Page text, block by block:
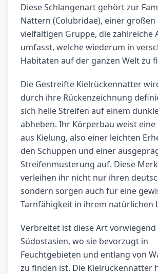
Diese Schlangenart gehört zur
Nattern (Colubridae), einer großen
vielfältigen Gruppe, die zahlreiche
umfasst, welche wiederum in
Habitaten auf der ganzen Welt zu
Die Gestreifte Kielrückennatter
durch ihre Rückenzeichnung
sich helle Streifen auf einem
abheben. Ihr Körperbau weist
aus Kielung, also einer leichten
den Schuppen und einer
Streifenmusterung auf. Diese
verleihen ihr nicht nur ihren
sondern sorgen auch für eine
Tarnfähigkeit in ihrem natürlichen
Verbreitet ist diese Art vorwiegend
Südostasien, wo sie bevorzugt in
Feuchtgebieten und entlang von
zu finden ist. Die Kielrückennatter